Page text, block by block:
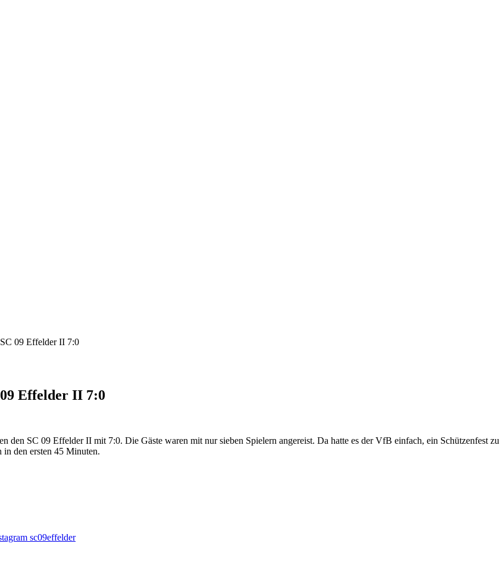
09 Effelder II 7:0
Effelder II 7:0
den SC 09 Effelder II mit 7:0. Die Gäste waren mit nur sieben Spielern angereist. Da hatte es der VfB einfach, ein Schützenfest zu
den ersten 45 Minuten.